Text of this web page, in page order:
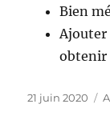
Bien
Ajouter
obtenir
Publié
21 juin 2020